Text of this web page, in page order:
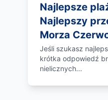
Najlepsze
Najlepszy
Morza
Jeśli szukasz
krótka odpowiedź
nielicznych...